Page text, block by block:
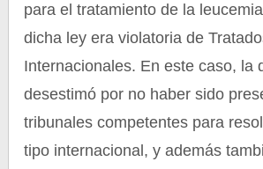
para el tratamiento de la
dicha ley era violatoria de
Internacionales. En este caso, la
desestimó por no haber sido
tribunales competentes para
tipo internacional, y además